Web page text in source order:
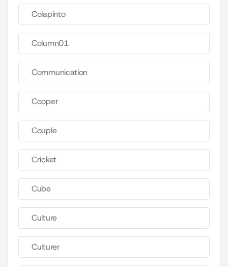
Colapinto
Column01
Communication
Cooper
Couple
Cricket
Cube
Culture
Culturer